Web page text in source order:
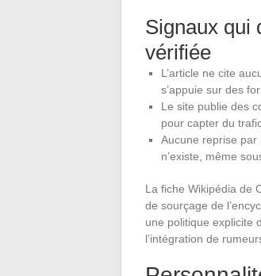
Signaux qui
vérifiée
L’article ne cite
s’appuie sur des
Le site publie des
pour capter du
Aucune reprise par
n’existe, même
La fiche Wikipédia de
de sourçage de
une politique explicite
l’intégration de